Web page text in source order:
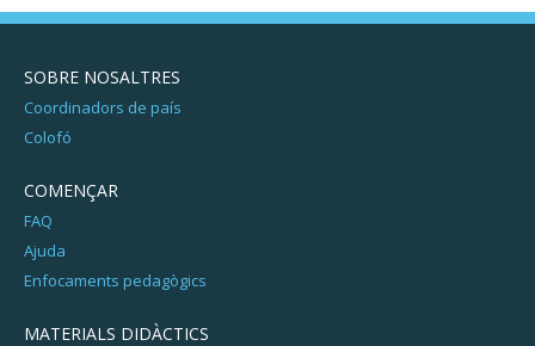
SOBRE NOSALTRES
Coordinadors de país
Colofó
COMENÇAR
FAQ
Ajuda
Enfocaments pedagògics
MATERIALS DIDÀCTICS